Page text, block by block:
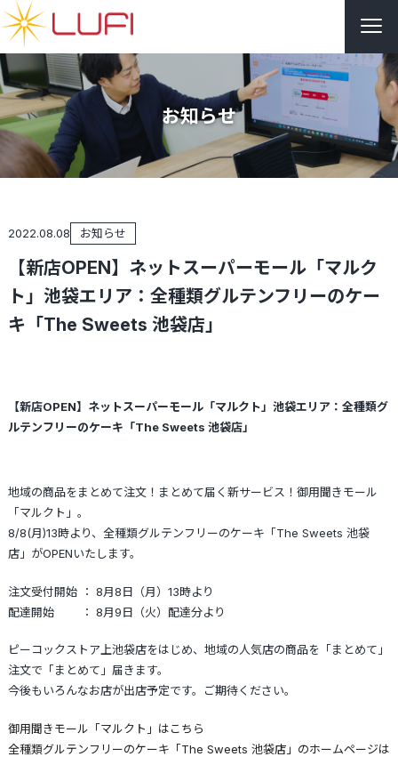
お知らせ
2022.08.08 お知らせ
【新店OPEN】ネットスーパーモール「マルク
ト」池袋エリア：全種類グルテンフリーのケー
キ「The Sweets 池袋店」
【新店OPEN】ネットスーパーモール「マルクト」池袋エリア：全種類グ
ルテンフリーのケーキ「The Sweets 池袋店」
地域の商品をまとめて注文！まとめて届く新サービス！御用聞きモール
「マルクト」。
8/8(月)13時より、全種類グルテンフリーのケーキ「The Sweets 池袋
店」がOPENいたします。
注文受付開始 ： 8月8日（月）13時より
配達開始 ： 8月9日（火）配達分より
ピーコックストア上池袋店をはじめ、地域の人気店の商品を「まとめて」
注文で「まとめて」届きます。
今後もいろんなお店が出店予定です。ご期待ください。
御用聞きモール「マルクト」はこちら
全種類グルテンフリーのケーキ「The Sweets 池袋店」のホームページは